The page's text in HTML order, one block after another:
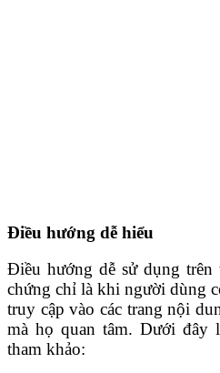
Điều hướng dễ hiểu
Điều hướng dễ sử dụng trên
chứng chỉ là khi người dùng
truy cập vào các trang nội
mà họ quan tâm. Dưới đây
tham khảo: